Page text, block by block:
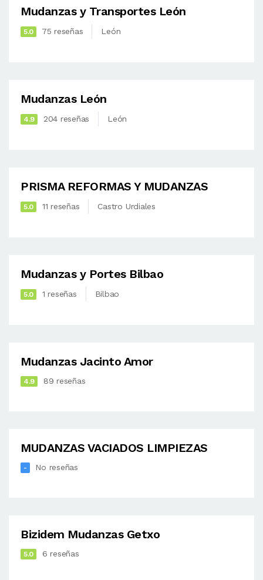
Mudanzas y Transportes León
5.0 75 reseñas León
Mudanzas León
4.9 204 reseñas León
PRISMA REFORMAS Y MUDANZAS
5.0 11 reseñas Castro Urdiales
Mudanzas y Portes Bilbao
5.0 1 reseñas Bilbao
Mudanzas Jacinto Amor
4.9 89 reseñas
MUDANZAS VACIADOS LIMPIEZAS
- No reseñas
Bizidem Mudanzas Getxo
5.0 6 reseñas